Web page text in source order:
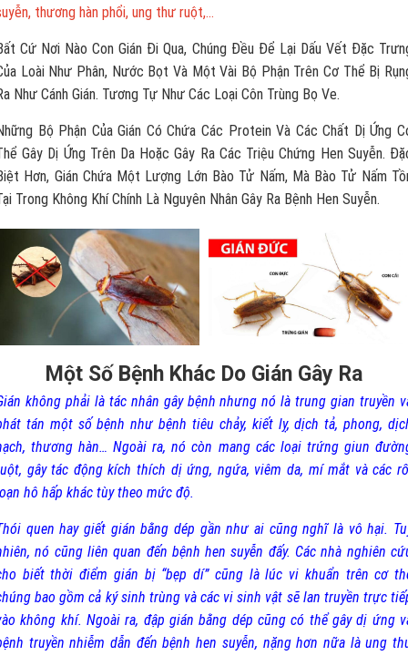
thương hàn phổi, ung thư ruột,…
Cứ Nơi Nào Con Gián Đi Qua, Chúng Đều Để Lại Dấu Vết Đặc
Loài Như Phân, Nước Bọt Và Một Vài Bộ Phận Trên Cơ Thể Bị
Như Cánh Gián. Tương Tự Như Các Loại Côn Trùng Bọ Ve.
Bộ Phận Của Gián Có Chứa Các Protein Và Các Chất Dị Ứng
Gây Dị Ứng Trên Da Hoặc Gây Ra Các Triệu Chứng Hen Suyễn.
Hơn, Gián Chứa Một Lượng Lớn Bào Tử Nấm, Mà Bào Tử Nấm
Trong Không Khí Chính Là Nguyên Nhân Gây Ra Bệnh Hen Suyễn.
Một Số Bệnh Khác Do Gián Gây Ra
không phải là tác nhân gây bệnh nhưng nó là trung gian truyền
tán một số bệnh như bệnh tiêu chảy, kiết lỵ, dịch tả, phong,
thương hàn… Ngoài ra, nó còn mang các loại trứng giun
gây tác động kích thích dị ứng, ngứa, viêm da, mí mắt và các
hô hấp khác tùy theo mức độ.
quen hay giết gián bằng dép gần như ai cũng nghĩ là vô hại.
nó cũng liên quan đến bệnh hen suyễn đấy. Các nhà nghiên
biết thời điểm gián bị “bẹp dí” cũng là lúc vi khuẩn trên cơ
bao gồm cả ký sinh trùng và các vi sinh vật sẽ lan truyền trực
không khí. Ngoài ra, đập gián bằng dép cũng có thể gây dị ứng
truyền nhiễm dẫn đến bệnh hen suyễn, nặng hơn nữa là ung